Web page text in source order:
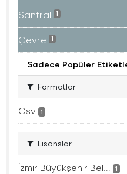
Santral 1
Çevre 1
Sadece Popüler
Formatlar
Csv 1
Lisanslar
İzmir Büyükşehir Bel... 1